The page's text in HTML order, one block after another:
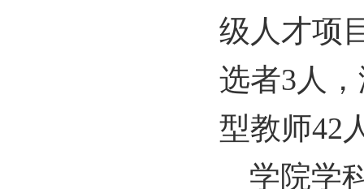
级人才项
选者3人
型教师42
学院学